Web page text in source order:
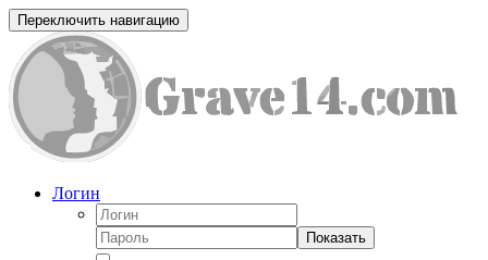
Переключить навигацию
Логин
Показать